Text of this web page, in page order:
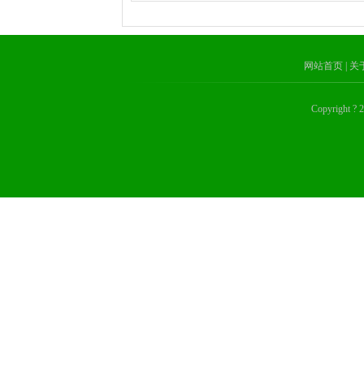
网站首页 |
Copyright ?